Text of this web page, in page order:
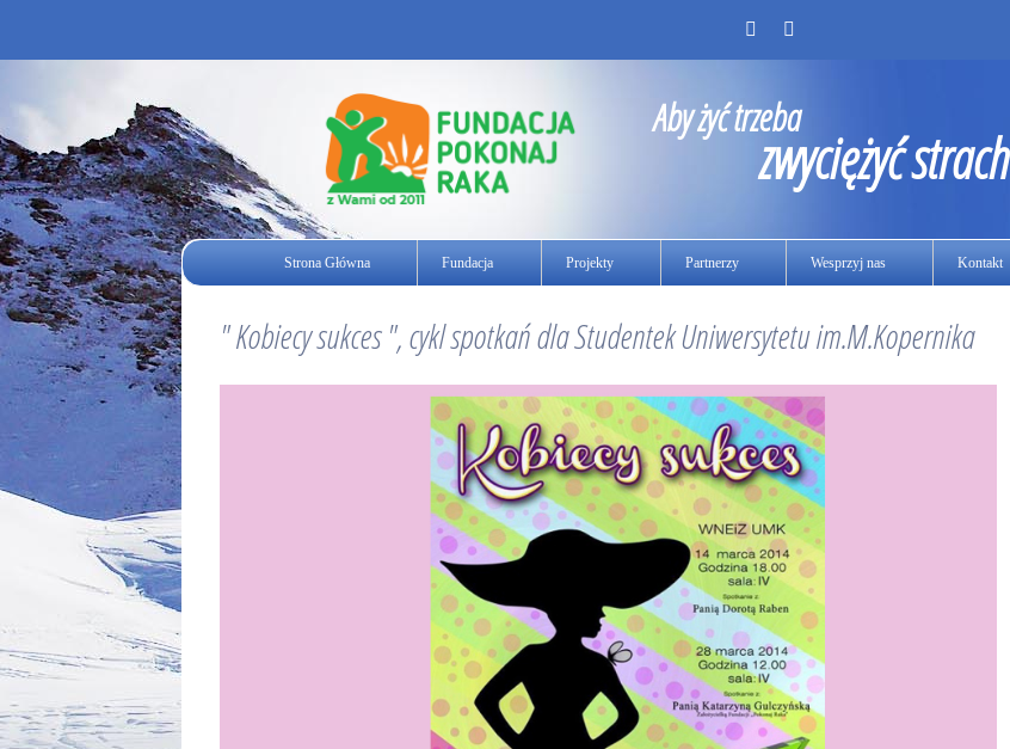
Aby żyć trzeba
zwyciężyć strach
Strona Główna Fundacja Projekty Partnerzy Wesprzyj nas Kontakt
" Kobiecy sukces ", cykl spotkań dla Studentek Uniwersytetu im.M.Kopernika